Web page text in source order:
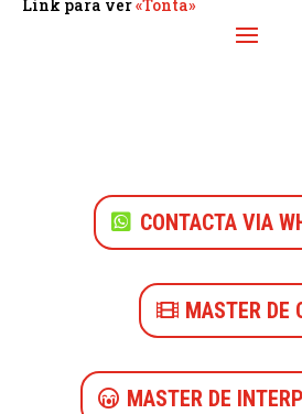
Link para ver«Tonta»
CONTACTA VIA
MASTER DE
MASTER DE